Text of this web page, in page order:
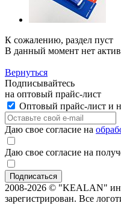
К сожалению, раздел пуст
В данный момент нет
Вернуться
Подписывайтесь
на оптовый прайс-лист
Оптовый прайс-лист и
Даю свое согласие на
Даю свое согласие на
2008-2026 © "KEALAN"
зарегистрирован. Все